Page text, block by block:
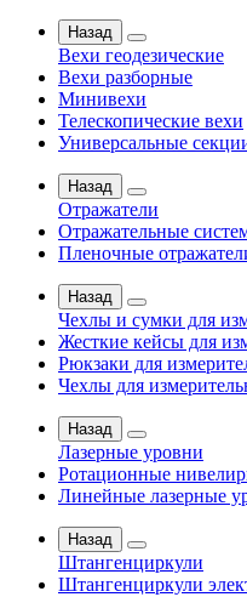
Назад
Вехи геодезические
Вехи разборные
Минивехи
Телескопические вехи
Универсальные
Назад
Отражатели
Отражательные
Пленочные
Назад
Чехлы и сумки для
Жесткие кейсы для
Рюкзаки для
Чехлы для
Назад
Лазерные уровни
Ротационные
Линейные лазерные
Назад
Штангенциркули
Штангенциркули